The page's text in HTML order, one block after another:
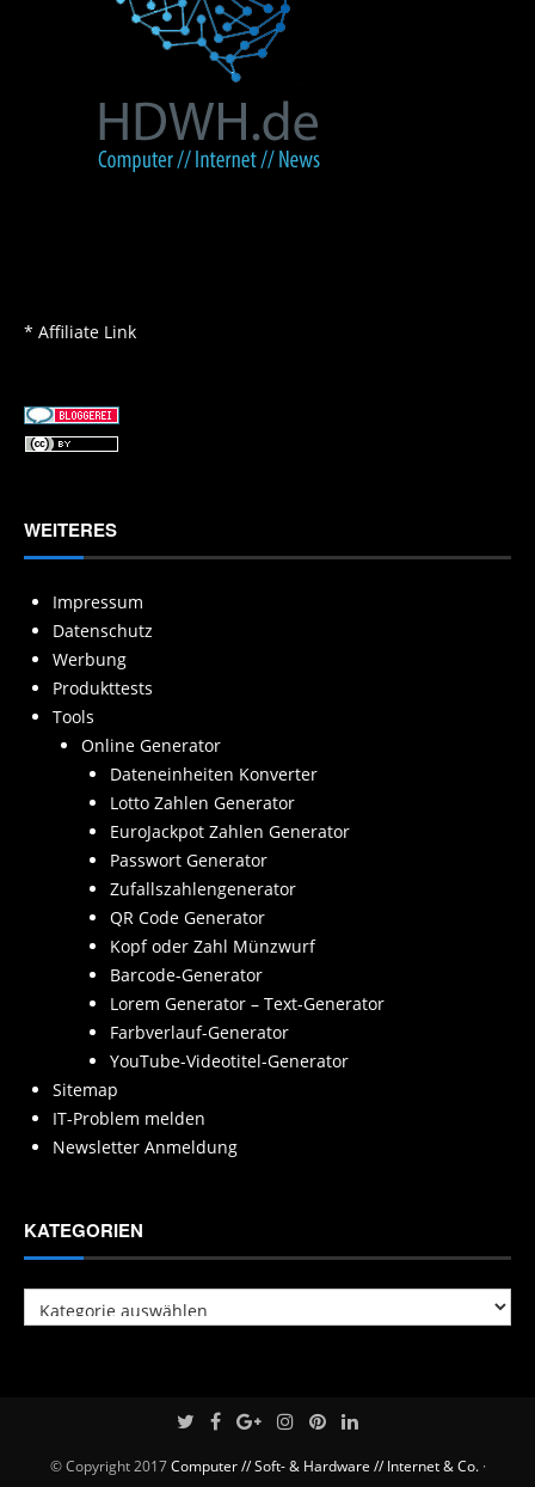
* Affiliate Link
WEITERES
Impressum
Datenschutz
Werbung
Produkttests
Tools
Online Generator
Dateneinheiten Konverter
Lotto Zahlen Generator
EuroJackpot Zahlen Generator
Passwort Generator
Zufallszahlengenerator
QR Code Generator
Kopf oder Zahl Münzwurf
Barcode-Generator
Lorem Generator – Text-Generator
Farbverlauf-Generator
YouTube-Videotitel-Generator
Sitemap
IT-Problem melden
Newsletter Anmeldung
KATEGORIEN
Kategorien
© Copyright 2017Computer // Soft- & Hardware // Internet & Co.·